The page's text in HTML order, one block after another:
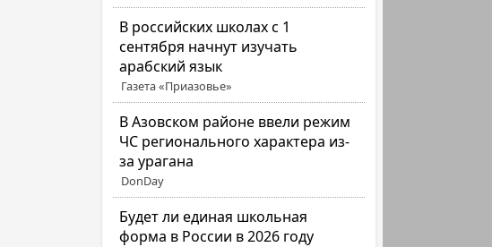
В российских школах с 1
сентября начнут изучать
арабский язык
Газета «Приазовье»
В Азовском районе ввели режим
ЧС регионального характера из-
за урагана
DonDay
Будет ли единая школьная
форма в России в 2026 году